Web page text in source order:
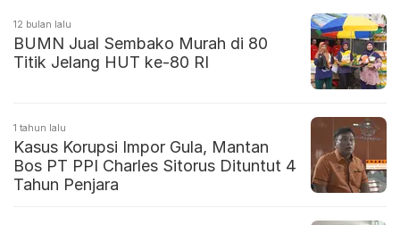
12 bulan lalu
BUMN Jual Sembako Murah di 80
Titik Jelang HUT ke-80 RI
1 tahun lalu
Kasus Korupsi Impor Gula, Mantan
Bos PT PPI Charles Sitorus Dituntut 4
Tahun Penjara